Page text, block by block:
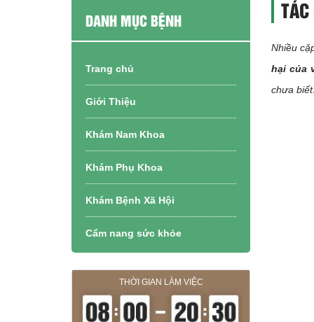
DANH MỤC BỆNH
Trang chủ
Giới Thiệu
Khám Nam Khoa
Khám Phụ Khoa
Khám Bệnh Xã Hội
Cẩm nang sức khỏe
THỜI GIAN LÀM VIỆC
Nhiều
hại của
chưa